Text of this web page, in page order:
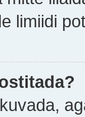
limiidi